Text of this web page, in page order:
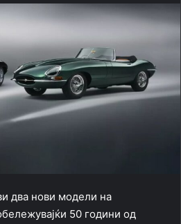
два нови модели на
50 години од